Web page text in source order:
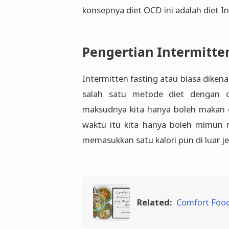
konsepnya diet OCD ini adalah diet
Pengertian
Intermitten fasting atau biasa
salah satu metode diet dengan
maksudnya kita hanya boleh
waktu itu kita hanya boleh mimun
memasukkan satu kalori pun di luar
Related: Comfort